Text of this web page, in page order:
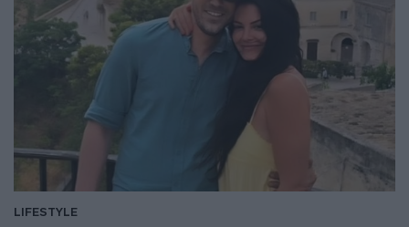
LIFESTYLE